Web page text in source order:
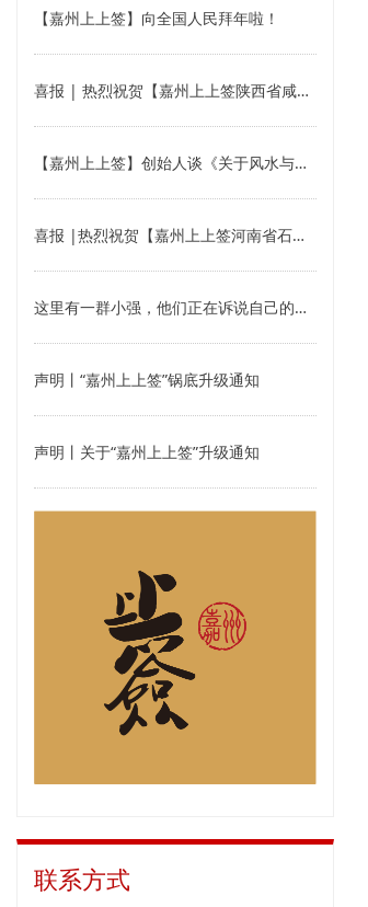
【嘉州上上签】向全国人民拜年啦！
喜报 | 热烈祝贺【嘉州上上签陕西省咸阳市礼泉县加盟店】我们在礼泉，邀您品味四川乐山的味道！
【嘉州上上签】创始人谈《关于风水与事业》
喜报 |热烈祝贺【嘉州上上签河南省石佛寺加盟店】开业大吉！热闹非凡，冬天就是要火起来~
这里有一群小强，他们正在诉说自己的故事，拼搏自己的人生
声明丨“嘉州上上签”锅底升级通知
声明丨关于“嘉州上上签”升级通知
联系方式